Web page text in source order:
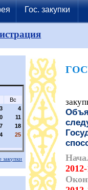
Гос. закупки
Вс
3
4
11
18
25
закупки